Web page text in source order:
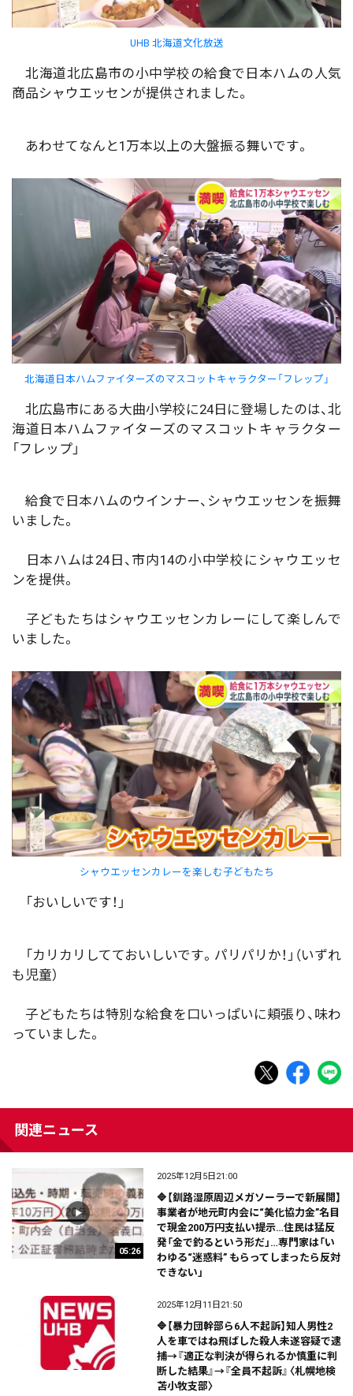
UHB 北海道文化放送
北海道北広島市の小中学校の給食で日本ハムの人気
商品シャウエッセンが提供されました。
あわせてなんと1万本以上の大盤振る舞いです。
北海道日本ハムファイターズのマスコットキャラクター「フレップ」
北広島市にある大曲小学校に24日に登場したのは、北
海道日本ハムファイターズのマスコットキャラクター
「フレップ」
給食で日本ハムのウインナー、シャウエッセンを振舞
いました。
日本ハムは24日、市内14の小中学校にシャウエッセ
ンを提供。
子どもたちはシャウエッセンカレーにして楽しんで
いました。
シャウエッセンカレーを楽しむ子どもたち
「おいしいです！」
「カリカリしてておいしいです。パリパリか！」（いずれ
も児童）
子どもたちは特別な給食を口いっぱいに頬張り、味わ
っていました。
関連ニュース
05:26
2025年12月5日21:00
🔷【釧路湿原周辺メガソーラーで新展開】
事業者が地元町内会に“美化協力金”名目
で現金200万円支払い提示…住民は猛反
発「金で釣るという形だ」…専門家は「い
わゆる“迷惑料” もらってしまったら反対
できない」
2025年12月11日21:50
🔷【暴力団幹部ら6人不起訴】知人男性2
人を車ではね飛ばした殺人未遂容疑で逮
捕→『適正な判決が得られるか慎重に判
断した結果』→『全員不起訴』〈札幌地検
苫小牧支部〉